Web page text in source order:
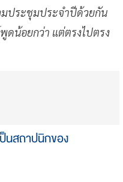
มประชุมประจำปีด้วยกัน
ดน้อยกว่า แต่ตรงไปตรง
นสถาปนิกของ